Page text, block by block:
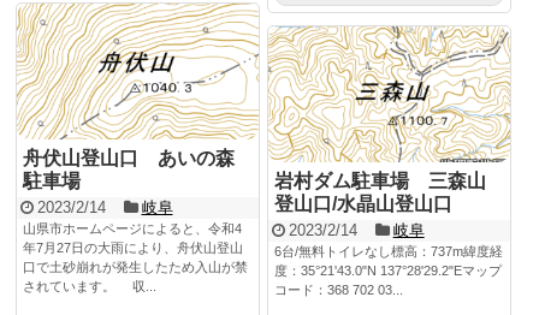
舟伏山登山口 あいの森
駐車場
2023/2/14 岐阜
山県市ホームページによると、令和4
年7月27日の大雨により、舟伏山登山
口で土砂崩れが発生したため入山が禁
されています。 収...
岩村ダム駐車場 三森山
登山口/水晶山登山口
2023/2/14 岐阜
6台/無料トイレなし標高：737m緯度経
度：35°21'43.0"N 137°28'29.2"Eマップ
コード：368 702 03...